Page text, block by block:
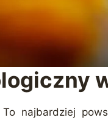
najbardziej